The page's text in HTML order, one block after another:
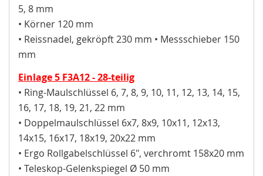
5, 8 mm
• Körner 120 mm
• Reissnadel, gekröpft 230 mm • Messschieber 150
mm
Einlage 5 F3A12 - 28-teilig
• Ring-Maulschlüssel 6, 7, 8, 9, 10, 11, 12, 13, 14, 15,
16, 17, 18, 19, 21, 22 mm
• Doppelmaulschlüssel 6x7, 8x9, 10x11, 12x13,
14x15, 16x17, 18x19, 20x22 mm
• Ergo Rollgabelschlüssel 6", verchromt 158x20 mm
• Teleskop-Gelenkspiegel Ø 50 mm